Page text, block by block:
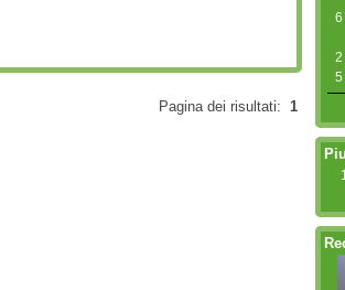
Pagina dei risultati: 1
6
2
5